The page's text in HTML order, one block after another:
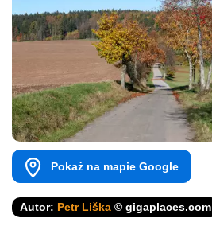
Pokaż na mapie Google
Autor: Petr Liška © gigaplaces.com